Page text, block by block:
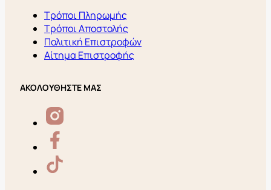
Τρόποι Πληρωμής
Τρόποι Αποστολής
Πολιτική Επιστροφών
Αίτημα Επιστροφής
ΑΚΟΛΟΥΘΗΣΤΕ ΜΑΣ